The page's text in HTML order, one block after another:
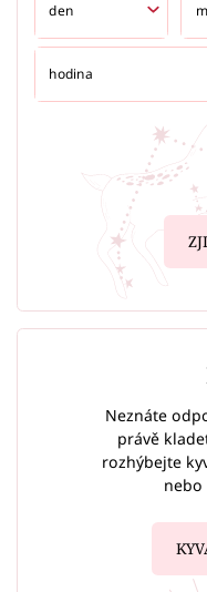
Neznáte
právě
rozhýbejte
nebo